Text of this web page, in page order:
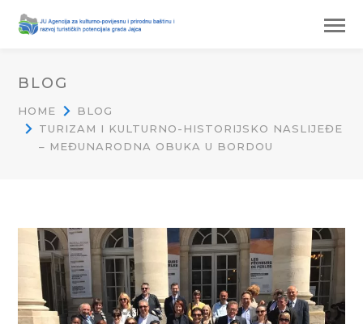
BLOG
HOME
BLOG
TURIZAM I KULTURNO-HISTORIJSKO NASLIJEĐE
– MEĐUNARODNA OBUKA U BORDOU